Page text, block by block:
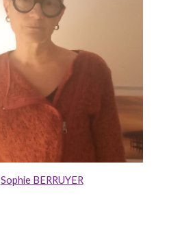
Sophie BERRUYER